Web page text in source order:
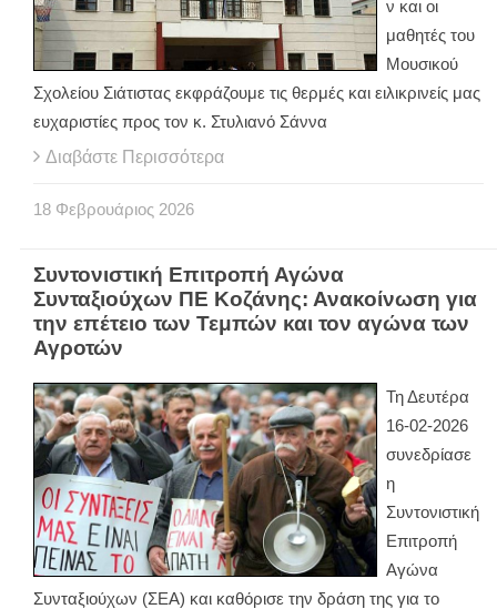
ν και οι
μαθητές του
Μουσικού
Σχολείου Σιάτιστας εκφράζουμε τις θερμές και ειλικρινείς μας
ευχαριστίες προς τον κ. Στυλιανό Σάννα
Διαβάστε Περισσότερα
18 Φεβρουάριος 2026
Συντονιστική Επιτροπή Αγώνα
Συνταξιούχων ΠΕ Κοζάνης: Ανακοίνωση για
την επέτειο των Τεμπών και τον αγώνα των
Αγροτών
Τη Δευτέρα
16-02-2026
συνεδρίασε
η
Συντονιστική
Επιτροπή
Αγώνα
Συνταξιούχων (ΣΕΑ) και καθόρισε την δράση της για το